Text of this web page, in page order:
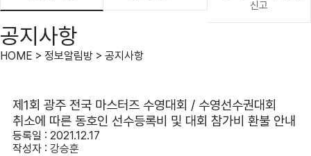
신고
공지사항
HOME > 정보알림방 > 공지사항
제1회 광주 전국 마스터즈 수영대회 / 수영선수권대회
취소에 따른 동호인 선수등록비 및 대회 참가비 환불 안내
등록일 : 2021.12.17
작성자 : 강승훈